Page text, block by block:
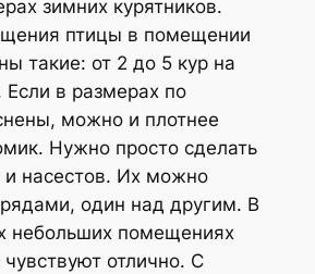
зимних курятников.
птицы в помещении
такие: от 2 до 5 кур на
Если в размерах по
можно и плотнее
Нужно просто сделать
и насестов. Их можно
один над другим. В
небольших помещениях
отлично. С